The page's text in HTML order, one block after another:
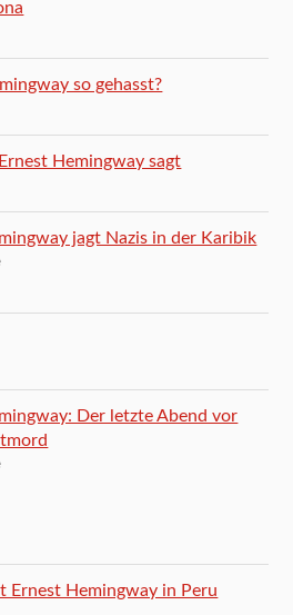
so gehasst?
Hemingway sagt
jagt Nazis in der Karibik
Der letzte Abend vor
Ernest Hemingway in Peru